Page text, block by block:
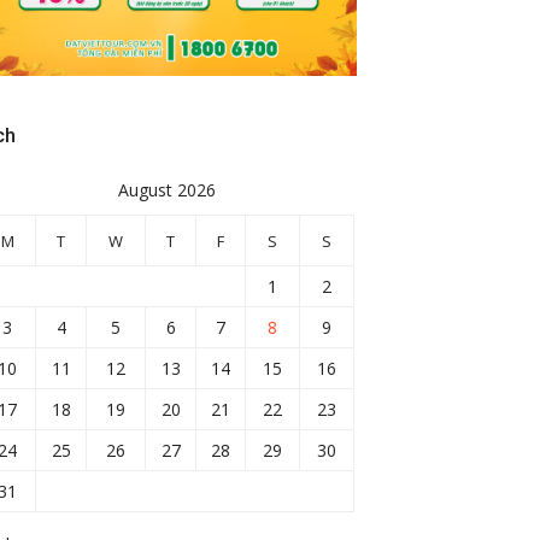
August 2026
M T W T F S S
1
2
3
4 5 6 7 8
9
11 12 13 14 15
16
18 19 20 21 22
23
25 26 27 28 29
30